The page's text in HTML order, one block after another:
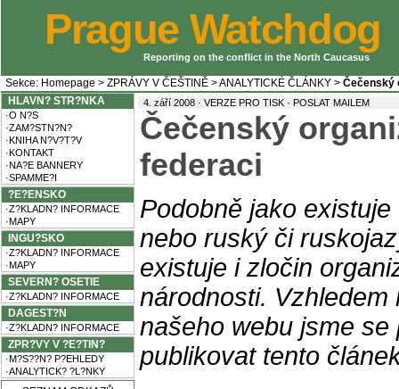
Prague Watchdog
Reporting on the conflict in the North Caucasus
Sekce: Homepage > ZPRÁVY V ČEŠTINĚ >ANALYTICKÉ ČLÁNKY > Čečenský
HLAVN? STR?NKA
·O N?S
·ZAM?STN?N?
·KNIHA N?V?T?V
·KONTAKT
·NA?E BANNERY
·SPAMME?I
?E?ENSKO
·Z?KLADN? INFORMACE
·MAPY
INGU?SKO
·Z?KLADN? INFORMACE
·MAPY
SEVERN? OSETIE
·Z?KLADN? INFORMACE
DAGEST?N
·Z?KLADN? INFORMACE
ZPR?VY V ?E?TIN?
·M?S??N? P?EHLEDY
·ANALYTICK? ?L?NKY
4. září 2008 · VERZE PRO TISK · POSLAT MAILEM
Čečenský
federaci
Podobně jako
nebo ruský či
existuje i zločin
národnosti.
našeho webu jsme
publikovat tento